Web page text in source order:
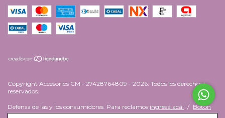
Copyright Accesorios CM - 27428764809 - 2026. Todos los derechos
reservados.
Defensa de las y los consumidores. Para reclamos ingresá acá. / Botón
de arrepentimiento